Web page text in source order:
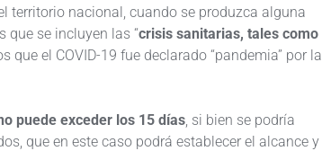
territorio nacional, cuando se produzca alguna
que se incluyen las “crisis sanitarias, tales como
que el COVID-19 fue declarado “pandemia” por la
puede exceder los 15 días, si bien se podría
que en este caso podrá establecer el alcance y